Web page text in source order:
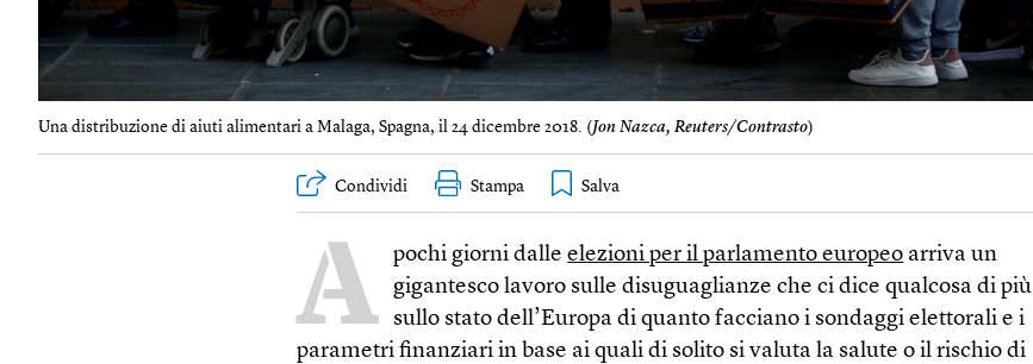
Una distribuzione di aiuti alimentari a Malaga, Spagna, il 24 dicembre 2018. (Jon Nazca, Reuters/Contrasto)
Condividi Stampa
A pochi giorni dalleelezioni per il parlamento europeo arriva un
gigantesco lavoro sulle disuguaglianze che ci dice qualcosa di più
sullo stato dell’Europa di quanto facciano i sondaggi elettorali e i
parametri finanziari in base ai quali di solito si valuta la salute o il rischio di